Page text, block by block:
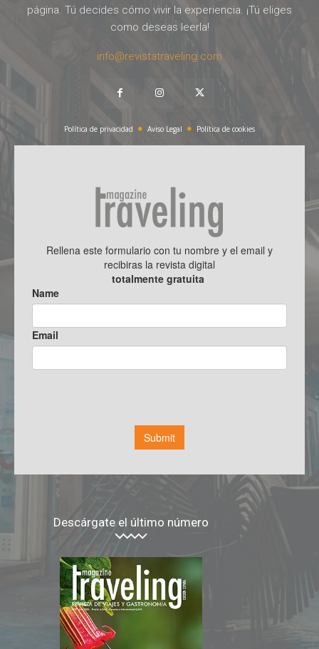
página. Tú decides cómo vivir la experiencia. ¡Tú eliges
como deseas leerla!
info@revistatraveling.com
Política de privacidad Aviso Legal Política de cookies
Descárgate el último número